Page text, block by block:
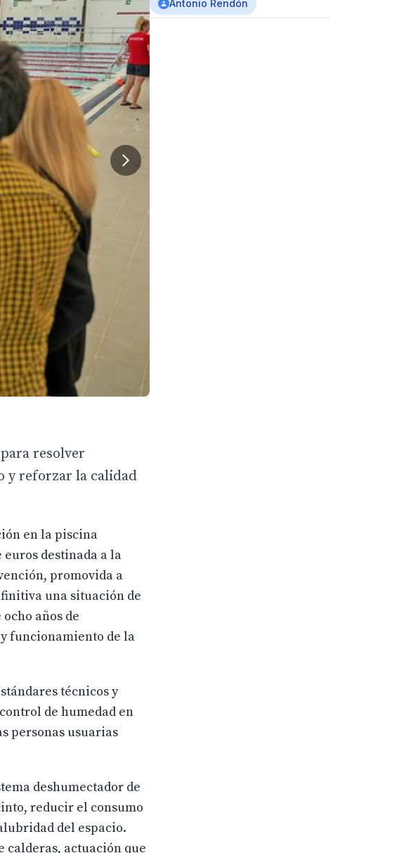
resolver
y reforzar la calidad
en la piscina
destinada a la
promovida a
una situación de
años de
funcionamiento de la
técnicos y
de humedad en
personas usuarias
deshumectador de
reducir el consumo
del espacio.
calderas, actuación que
Antonio Rendón